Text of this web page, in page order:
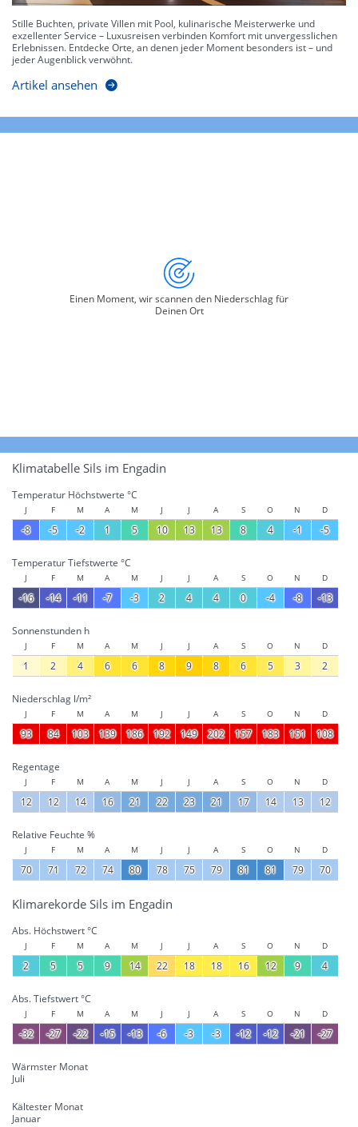
Stille Buchten, private Villen mit Pool, kulinarische Meisterwerke und
exzellenter Service – Luxusreisen verbinden Komfort mit unvergesslichen
Erlebnissen. Entdecke Orte, an denen jeder Moment besonders ist – und
jeder Augenblick verwöhnt.
Artikel ansehen
Einen Moment, wir scannen den Niederschlag für
Deinen Ort
Klimatabelle Sils im Engadin
Temperatur Höchstwerte °C
J F M A M J J A S O N D
-8 -5 -2 1 5 10 13 13 8 4 -1 -5
Temperatur Tiefstwerte °C
J F M A M J J A S O N D
-16 -14 -11 -7 -3 2 4 4 0 -4 -8 -13
Sonnenstunden h
J F M A M J J A S O N D
1 2 4 6 6 8 9 8 6 5 3 2
Niederschlag l/m²
J F M A M J J A S O N D
93 84 103 139 186 192 149 202 157 183 151 108
Regentage
J F M A M J J A S O N D
12 12 14 16 21 22 23 21 17 14 13 12
Relative Feuchte %
J F M A M J J A S O N D
70 71 72 74 80 78 75 79 81 81 79 70
Klimarekorde Sils im Engadin
Abs. Höchstwert °C
J F M A M J J A S O N D
2 5 5 9 14 22 18 18 16 12 9 4
Abs. Tiefstwert °C
J F M A M J J A S O N D
-32 -27 -22 -15 -13 -6 -3 -3 -12 -12 -21 -27
Wärmster Monat
Juli
Kältester Monat
Januar